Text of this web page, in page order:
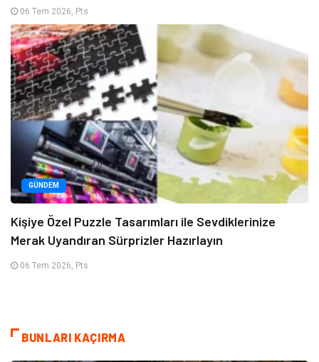
06 Tem 2026, Pts
GÜNDEM
Kişiye Özel Puzzle Tasarımları ile Sevdiklerinize
Merak Uyandıran Sürprizler Hazırlayın
06 Tem 2026, Pts
BUNLARI KAÇIRMA